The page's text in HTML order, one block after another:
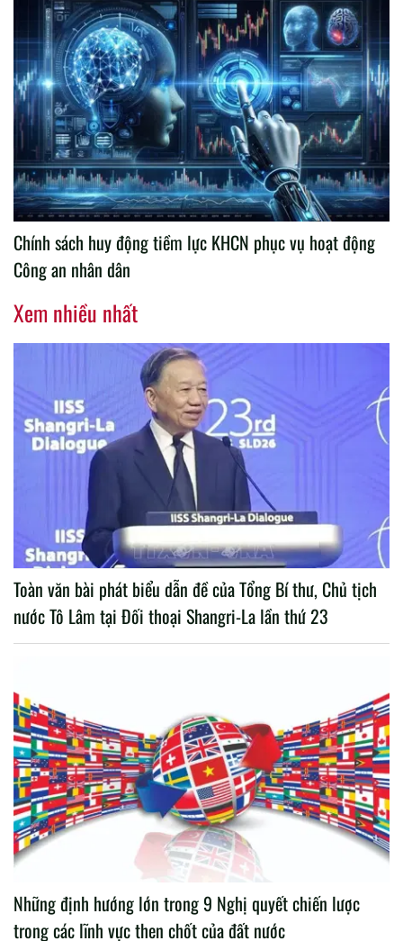
Chính sách huy động tiềm lực KHCN phục vụ hoạt động
Công an nhân dân
Xem nhiều nhất
Toàn văn bài phát biểu dẫn đề của Tổng Bí thư, Chủ tịch
nước Tô Lâm tại Đối thoại Shangri-La lần thứ 23
Những định hướng lớn trong 9 Nghị quyết chiến lược
trong các lĩnh vực then chốt của đất nước